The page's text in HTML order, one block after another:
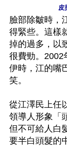
皮
臉部除皺時，
得緊些。這樣
掉的過多，以
很費勁。2002
伊時，江的嘴
笑。
從江澤民上任
領導人形象「
但不可給人白
要半白頭髮的